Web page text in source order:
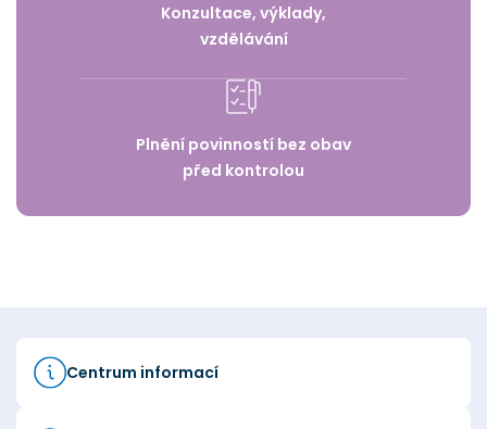
Konzultace, výklady,
vzdělávání
Plnění povinností bez obav
před kontrolou
Centrum informací